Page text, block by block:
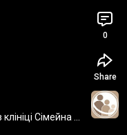
Сімейна
0
Share